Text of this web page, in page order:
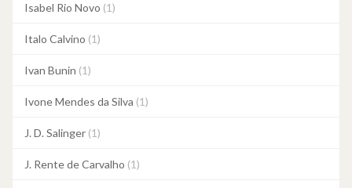
Isabel Rio Novo (1)
Italo Calvino (1)
Ivan Bunin (1)
Ivone Mendes da Silva (1)
J. D. Salinger (1)
J. Rente de Carvalho (1)